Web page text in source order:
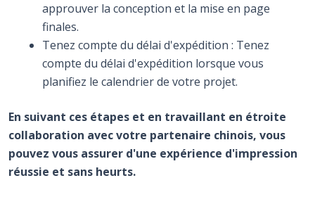
approuver la conception et la mise en page
finales.
Tenez compte du délai d'expédition : Tenez
compte du délai d'expédition lorsque vous
planifiez le calendrier de votre projet.
En suivant ces étapes et en travaillant en étroite
collaboration avec votre partenaire chinois, vous
pouvez vous assurer d'une expérience d'impression
réussie et sans heurts.